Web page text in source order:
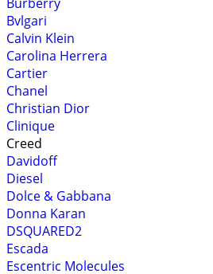
Bvlgari
Calvin Klein
Carolina Herrera
Cartier
Chanel
Christian Dior
Clinique
Creed
Davidoff
Diesel
Dolce & Gabbana
Donna Karan
DSQUARED2
Escada
Escentric Molecules